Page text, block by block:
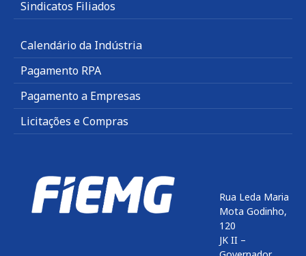
Sindicatos Filiados
Calendário da Indústria
Pagamento RPA
Pagamento a Empresas
Licitações e Compras
Rua Leda Maria
Mota Godinho,
120
JK II –